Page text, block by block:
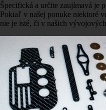
Špecifická a určite zaujímavá je
Pokiaľ v našej ponuke niektoré
nie je isté, či v našich